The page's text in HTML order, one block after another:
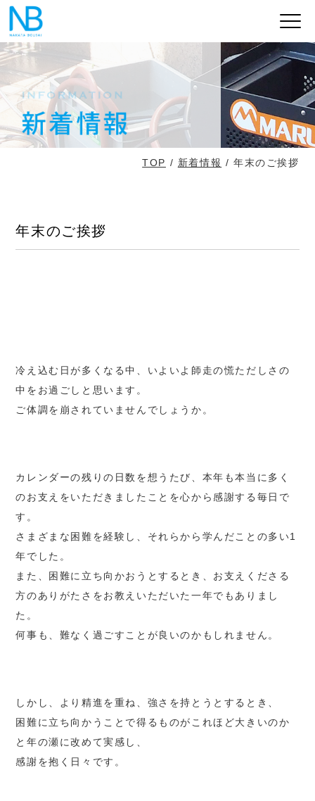
TOP / 新着情報 / 年末のご挨拶
年末のご挨拶
冷え込む日が多くなる中、いよいよ師走の慌ただしさの
中をお過ごしと思います。
ご体調を崩されていませんでしょうか。
カレンダーの残りの日数を想うたび、本年も本当に多く
のお支えをいただきましたことを心から感謝する毎日で
す。
さまざまな困難を経験し、それらから学んだことの多い1
年でした。
また、困難に立ち向かおうとするとき、お支えくださる
方のありがたさをお教えいただいた一年でもありまし
た。
何事も、難なく過ごすことが良いのかもしれません。
しかし、より精進を重ね、強さを持とうとするとき、
困難に立ち向かうことで得るものがこれほど大きいのか
と年の瀬に改めて実感し、
感謝を抱く日々です。